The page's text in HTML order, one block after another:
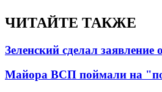
ЧИТАЙТЕ ТАКЖЕ
Зеленский сделал
Майора ВСП поймали на